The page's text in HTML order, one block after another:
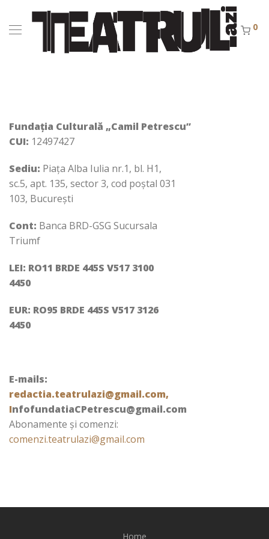
0
Fundația Culturală „Camil Petrescu”
CUI: 12497427
Sediu: Piaţa Alba Iulia nr.1, bl. H1,
sc.5, apt. 135, sector 3, cod poștal 031
103, Bucureşti
Cont: Banca BRD-GSG Sucursala
Triumf
LEI: RO11 BRDE 445S V517 3100
4450
EUR: RO95 BRDE 445S V517 3126
4450
E-mails:
redactia.teatrulazi@gmail.com,
InfofundatiaCPetrescu@gmail.com
Abonamente şi comenzi:
comenzi.teatrulazi@gmail.com
Home